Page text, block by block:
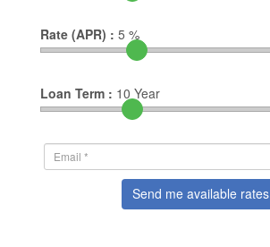
Rate (APR) : 5 %
Loan Term : 10 Year
Send me available rates